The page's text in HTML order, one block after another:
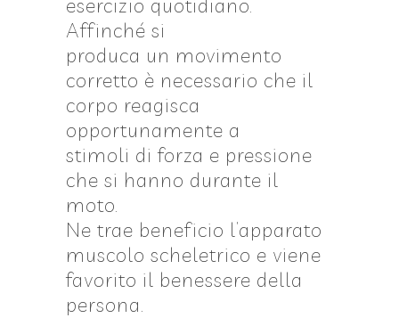
Affinché si
produca un movimento
corretto è necessario che il
corpo reagisca
opportunamente a
stimoli di forza e pressione
che si hanno durante il
moto.
Ne trae beneficio l’apparato
muscolo scheletrico e viene
favorito il benessere della
persona.